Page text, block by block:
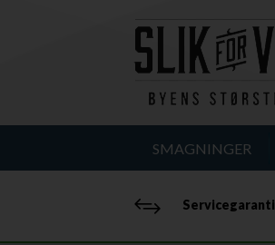
SMAGNINGER
Servicegaranti